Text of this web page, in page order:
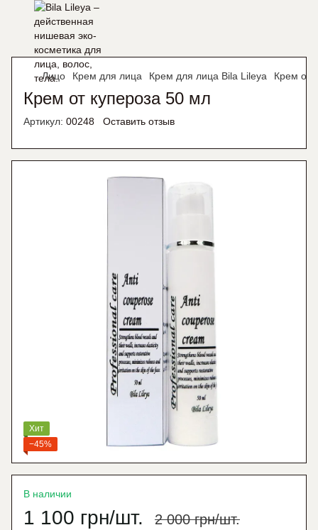
Лицо Крем для лица Крем для лица Bila Lileya Крем от
Крем от купероза 50 мл
Артикул: 00248 Оставить отзыв
Хит
−45%
В наличии
1 100 грн/шт. 2 000 грн/шт.